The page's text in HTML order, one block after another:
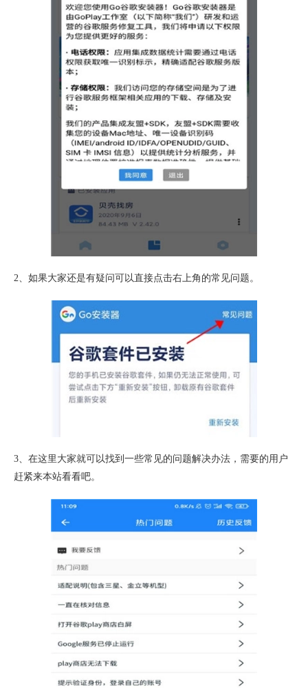
2、如果大家还是有疑问可以直接点击右上角的常见问题。
3、在这里大家就可以找到一些常见的问题解决办法，需要的用户
赶紧来本站看看吧。